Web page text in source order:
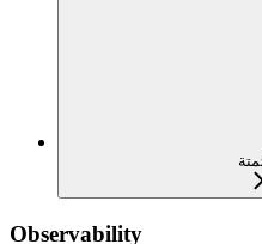
Observability